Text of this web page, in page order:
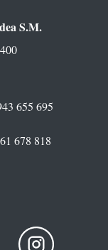
S.M.
655 695
678 818